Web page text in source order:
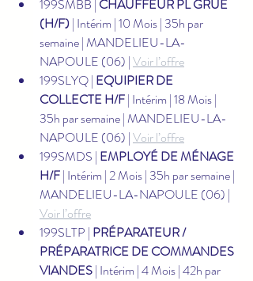
199SMBB | CHAUFFEUR PL GRUE
(H/F) | Intérim | 10 Mois | 35h par
semaine | MANDELIEU-LA-
NAPOULE (06) | Voir l’offre
199SLYQ | EQUIPIER DE
COLLECTE H/F | Intérim | 18 Mois |
35h par semaine | MANDELIEU-LA-
NAPOULE (06) | Voir l’offre
199SMDS | EMPLOYÉ DE MÉNAGE
H/F | Intérim | 2 Mois | 35h par semaine |
MANDELIEU-LA-NAPOULE (06) |
Voir l’offre
199SLTP | PRÉPARATEUR /
PRÉPARATRICE DE COMMANDES
VIANDES | Intérim | 4 Mois | 42h par